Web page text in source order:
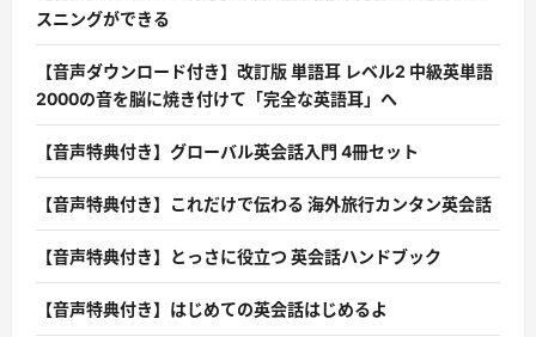
スニングができる
【音声ダウンロード付き】改訂版 単語耳 レベル2 中級英単語
2000の音を脳に焼き付けて「完全な英語耳」へ
【音声特典付き】グローバル英会話入門 4冊セット
【音声特典付き】これだけで伝わる 海外旅行カンタン英会話
【音声特典付き】とっさに役立つ 英会話ハンドブック
【音声特典付き】はじめての英会話はじめるよ